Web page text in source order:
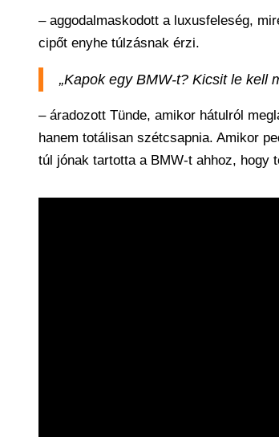
– aggodalmaskodott a luxusfeleség,
cipőt enyhe túlzásnak érzi.
„Kapok egy BMW-t? Kicsit le kell
– áradozott Tünde, amikor hátulról
hanem totálisan szétcsapnia. Amikor
túl jónak tartotta a BMW-t ahhoz, hogy